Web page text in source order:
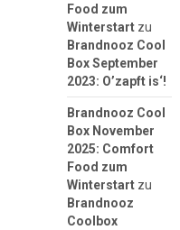
Food zum
Winterstartzu
Brandnooz Cool
Box September
2023: O’zapft is‘!
Brandnooz Cool
Box November
2025: Comfort
Food zum
Winterstartzu
Brandnooz
Coolbox